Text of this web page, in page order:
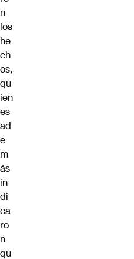
n
los
he
ch
os,
qu
ien
es
ad
e
m
ás
in
di
ca
ro
n
qu